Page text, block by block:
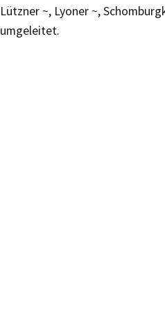
Lützner ~, Lyoner ~,
umgeleitet.